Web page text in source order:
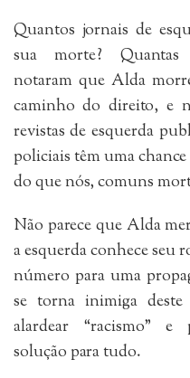
Quantos jornais de
sua morte? Quantas
notaram que Alda
caminho do direito, e
revistas de esquerda
policiais têm uma
do que nós, comuns
Não parece que Alda
a esquerda conhece seu
número para uma
se torna inimiga
alardear “racismo” e
solução para tudo.